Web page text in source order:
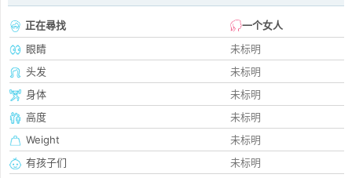
正在尋找
一个女人
眼睛
未标明
头发
未标明
身体
未标明
高度
未标明
Weight
未标明
有孩子们
未标明